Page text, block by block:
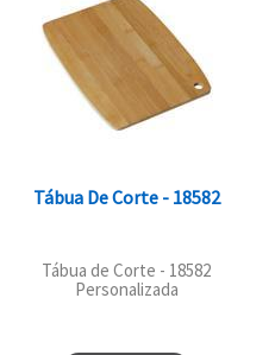
Tábua De Corte - 18582
Tábua de Corte - 18582
Personalizada